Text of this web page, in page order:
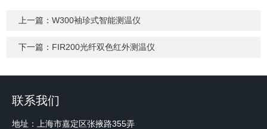
上一篇：W300袖珍式智能测温仪
下一篇： FIR200光纤双色红外测温仪
联系我们
地址：上海市嘉定区张掖路355弄